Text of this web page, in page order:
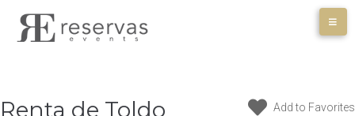
Renta de Toldo Add to Favorites